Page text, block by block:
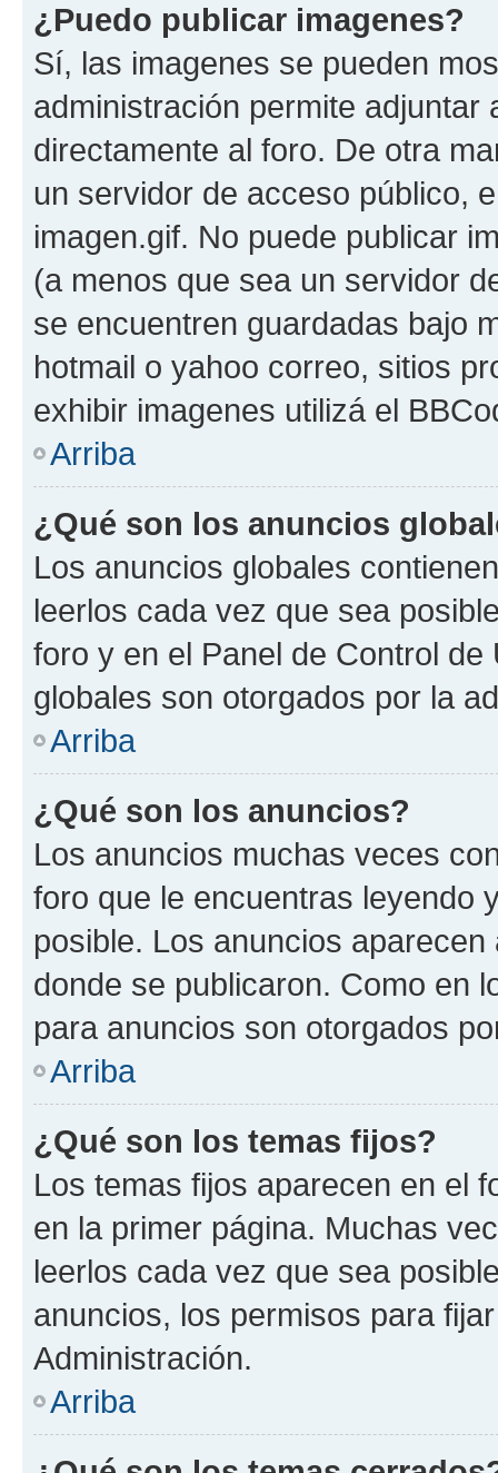
¿Puedo publicar imagenes?
Sí, las imagenes se pueden
administración permite
directamente al foro. De otra
un servidor de acceso público,
imagen.gif. No puede publicar
(a menos que sea un servidor
se encuentren guardadas bajo
hotmail o yahoo correo, sitios
exhibir imagenes utilizá el
Arriba
¿Qué son los anuncios
Los anuncios globales
leerlos cada vez que sea
foro y en el Panel de Control
globales son otorgados por la
Arriba
¿Qué son los anuncios?
Los anuncios muchas veces
foro que le encuentras leyendo
posible. Los anuncios
donde se publicaron. Como en
para anuncios son otorgados
Arriba
¿Qué son los temas fijos?
Los temas fijos aparecen en el
en la primer página. Muchas
leerlos cada vez que sea
anuncios, los permisos para
Administración.
Arriba